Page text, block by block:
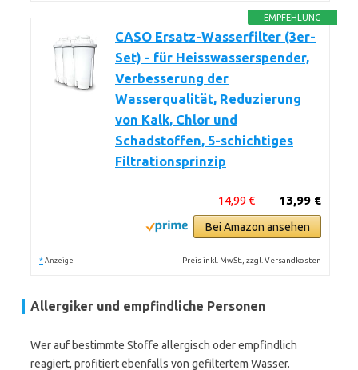
EMPFEHLUNG
CASO Ersatz-Wasserfilter (3er-
Set) - für Heisswasserspender,
Verbesserung der
Wasserqualität, Reduzierung
von Kalk, Chlor und
Schadstoffen, 5-schichtiges
Filtrationsprinzip
13,99 €
14,99 €
Bei Amazon ansehen
* Anzeige Preis inkl. MwSt., zzgl. Versandkosten
Allergiker und empfindliche Personen
Wer auf bestimmte Stoffe allergisch oder empfindlich
reagiert, profitiert ebenfalls von gefiltertem Wasser.